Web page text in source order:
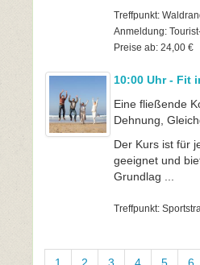
Treffpunkt:
Anmeldung:
Preise ab: 24,00 €
10:00 Uhr - Fit
Eine fließende
Dehnung,
Der Kurs ist für
geeignet und
Grundlag ...
Treffpunkt: